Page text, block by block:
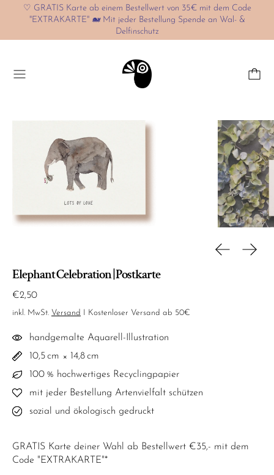
♡ GRATIS Karte ab einem Bestellwert von 35€ mit dem Code
"EXTRAKARTE" 🐋 Mit jeder Bestellung Spende an Wal- &
Delfinschutz
Menü
Vorherige
Elephant Celebration | Postkarte
Normaler Preis
€2,50
inkl. MwSt. Versand I Kostenloser Versand ab 50€
handgemalte Aquarell-Illustration
10,5 cm × 14,8 cm
100 % hochwertiges Recyclingpapier
mit jeder Bestellung Artenvielfalt schützen
sozial und ökologisch gedruckt
GRATIS Karte deiner Wahl ab Bestellwert €35,- mit dem
Code "EXTRAKARTE"*